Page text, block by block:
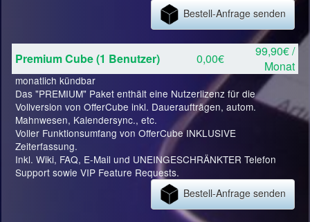
Bestell-Anfrage senden
Premium Cube (1 Benutzer) 0,00€
99,90€ /
Monat
monatlich kündbar
Das "PREMIUM" Paket enthält eine Nutzerlizenz für die
Vollversion von OfferCube inkl. Daueraufträgen, autom.
Mahnwesen, Kalendersync., etc.
Voller Funktionsumfang von OfferCube INKLUSIVE
Zeiterfassung.
Inkl. Wiki, FAQ, E-Mail und UNEINGESCHRÄNKTER Telefon
Support sowie VIP Feature Requests.
Bestell-Anfrage senden